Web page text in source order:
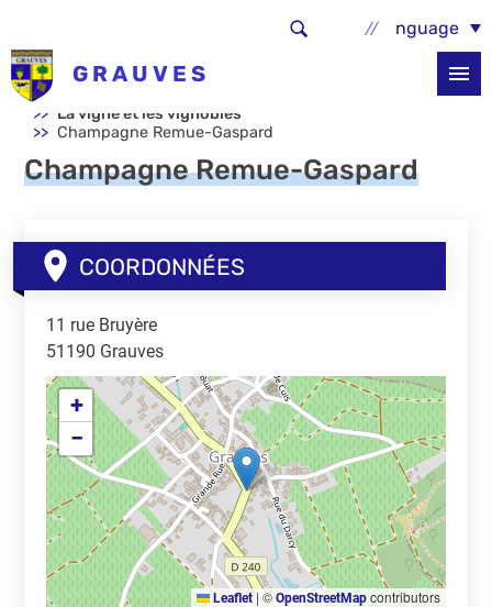
Select Language
GRAUVES
Accueil
La vigne et les vignobles
Champagne Remue-Gaspard
Champagne Remue-Gaspard
COORDONNÉES
11 rue Bruyère
51190 Grauves
+
−
Leaflet |© OpenStreetMapcontributors